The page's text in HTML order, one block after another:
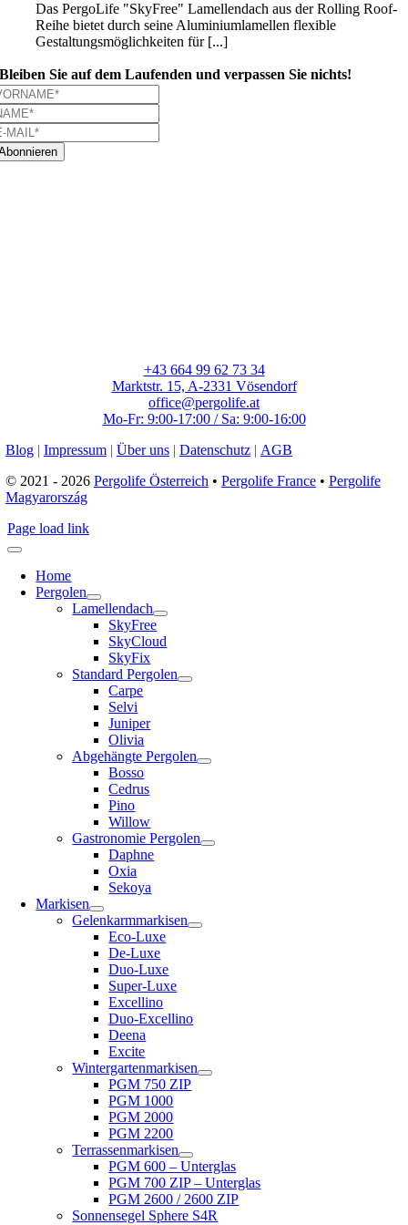
Das PergoLife "SkyFree" Lamellendach aus der Rolling Roof-
Reihe bietet durch seine Aluminiumlamellen flexible
Gestaltungsmöglichkeiten für [...]
Bleiben Sie auf dem Laufenden und verpassen Sie nichts!
+43 664 99 62 73 34
Marktstr. 15, A-2331 Vösendorf
office@pergolife.at
Mo-Fr: 9:00-17:00 / Sa: 9:00-16:00
Blog | Impressum | Über uns | Datenschutz | AGB
© 2021 - 2026 Pergolife Österreich • Pergolife France• Pergolife
Magyarország
Page load link
Home
Pergolen
Lamellendach
SkyFree
SkyCloud
SkyFix
Standard Pergolen
Carpe
Selvi
Juniper
Olivia
Abgehängte Pergolen
Bosso
Cedrus
Pino
Willow
Gastronomie Pergolen
Daphne
Oxia
Sekoya
Markisen
Gelenkarmmarkisen
Eco-Luxe
De-Luxe
Duo-Luxe
Super-Luxe
Excellino
Duo-Excellino
Deena
Excite
Wintergartenmarkisen
PGM 750 ZIP
PGM 1000
PGM 2000
PGM 2200
Terrassenmarkisen
PGM 600 – Unterglas
PGM 700 ZIP – Unterglas
PGM 2600 / 2600 ZIP
Sonnensegel Sphere S4R